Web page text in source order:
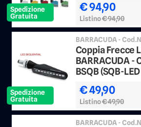
Spedizione
Gratuita
€ 94,90
Listino€ 94,90
Spedizione
Gratuita
BARRACUDA -
Coppia Frecce
BARRACUDA -
BSQB (SQB-
€ 49,90
Listino€ 49,90
BARRACUDA -